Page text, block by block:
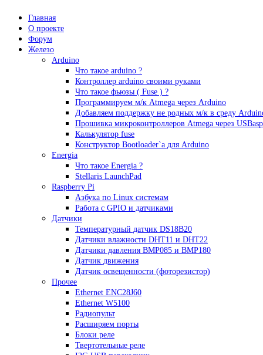
Главная
О проекте
Форум
Железо
Arduino
Что такое аrduino ?
Контроллер arduino своими руками
Что такое фьюзы ( Fuse ) ?
Программируем м/к Atmega через Arduino
Добавляем поддержку не родных м/к в среду
Прошивка микроконтроллеров Atmega через USBasp
Калькулятор fuse
Конструктор Bootloader`а для Arduino
Energia
Что такое Energia ?
Stellaris LaunchPad
Raspberry Pi
Азбука по Linux системам
Работа с GPIO и датчиками
Датчики
Температурный датчик DS18B20
Датчики влажности DHT11 и DHT22
Датчики давления BMP085 и BMP180
Датчик движения
Датчик освещенности (фоторезистор)
Прочее
Ethernet ENC28J60
Ethernet W5100
Радиопульт
Расширяем порты
Блоки реле
Твертотельные реле